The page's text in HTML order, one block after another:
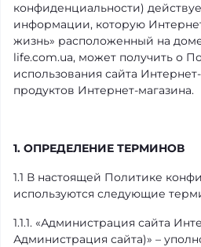
конфиденциальности)
информации, которую
жизнь» расположенный на
life.com.ua, может получить о
использования сайта
продуктов Интернет-магазина.
1. ОПРЕДЕЛЕНИЕ ТЕРМИНОВ
1.1 В настоящей Политике
используются следующие
1.1.1. «Администрация сайта
Администрация сайта)» –